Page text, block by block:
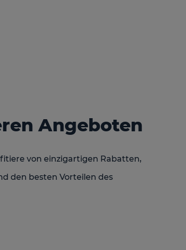
Angeboten
von einzigartigen Rabatten,
den besten Vorteilen des